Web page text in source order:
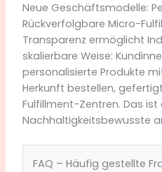
Neue Geschäftsmodelle:
Rückverfolgbare Micro-
Transparenz ermöglicht
skalierbare Weise:
personalisierte Produkte
Herkunft bestellen,
Fulfillment-Zentren. Das
Nachhaltigkeitsbewusste
FAQ – Häufig gestellte